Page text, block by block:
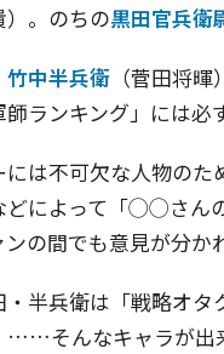
）。のちの黒田官兵衛
竹中半兵衛 （菅田将
ランキング」には必
は不可欠な人物の
どによって「◯◯さ
の間でも意見が分か
・半兵衛は「戦略オ
……そんなキャラが出